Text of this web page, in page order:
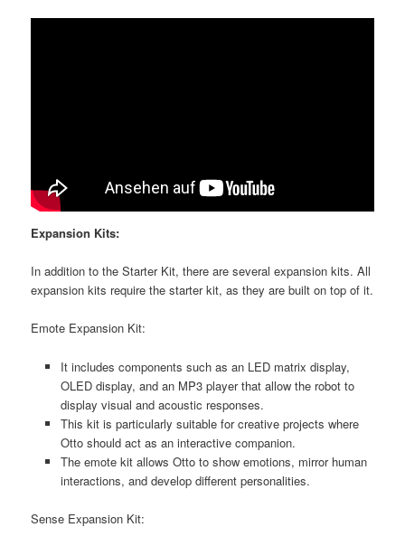
Expansion Kits:
In addition to the Starter Kit, there are several expansion kits. All
expansion kits require the starter kit, as they are built on top of it.
Emote Expansion Kit:
It includes components such as an LED matrix display,
OLED display, and an MP3 player that allow the robot to
display visual and acoustic responses.
This kit is particularly suitable for creative projects where
Otto should act as an interactive companion.
The emote kit allows Otto to show emotions, mirror human
interactions, and develop different personalities.
Sense Expansion Kit: